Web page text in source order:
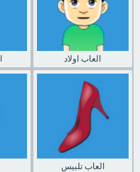
العاب اولاد
العاب تلبيس